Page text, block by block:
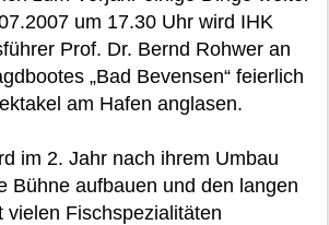
um 17.30 Uhr wird IHK
Prof. Dr. Bernd Rohwer an
„Bad Bevensen“ feierlich
am Hafen anglasen.
im 2. Jahr nach ihrem Umbau
Bühne aufbauen und den langen
vielen Fischspezialitäten